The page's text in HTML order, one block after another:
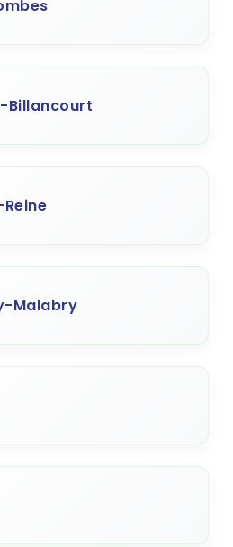
Billancourt
Malabry